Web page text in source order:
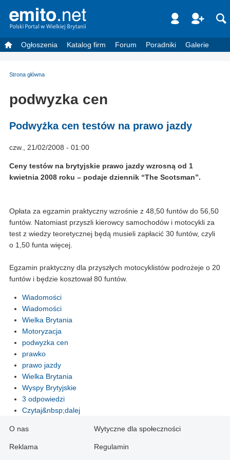
Ogłoszenia Katalog firm Forum Poradniki Galerie
Strona główna
podwyzka cen
Podwyżka cen testów na prawo jazdy
czw., 21/02/2008 - 01:00
Ceny testów na brytyjskie prawo jazdy wzrosną od 1
kwietnia 2008 roku – podaje dziennik “The Scotsman”.
Opłata za egzamin praktyczny wzrośnie z 48,50 funtów do 56,50
funtów. Natomiast przyszli kierowcy samochodów i motocykli za
test z wiedzy teoretycznej będą musieli zapłacić 30 funtów, czyli
o 1,50 funta więcej.
Egzamin praktyczny dla przyszłych motocyklistów podrożeje o 20
funtów i będzie kosztował 80 funtów.
Wiadomości
Wiadomości
Wielka Brytania
Motoryzacja
podwyzka cen
prawko
prawo jazdy
Wielka Brytania
Wyspy Brytyjskie
3 odpowiedzi
Czytaj&nbsp;dalej
O nas
Reklama
Wytyczne dla społeczności
Regulamin